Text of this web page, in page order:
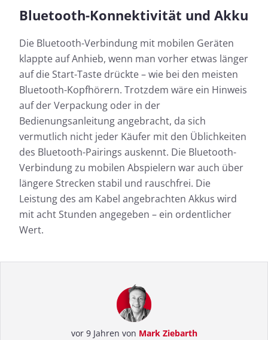
Bluetooth-Konnektivität und Akku
Die Bluetooth-Verbindung mit mobilen Geräten
klappte auf Anhieb, wenn man vorher etwas länger
auf die Start-Taste drückte – wie bei den meisten
Bluetooth-Kopfhörern. Trotzdem wäre ein Hinweis
auf der Verpackung oder in der
Bedienungsanleitung angebracht, da sich
vermutlich nicht jeder Käufer mit den Üblichkeiten
des Bluetooth-Pairings auskennt. Die Bluetooth-
Verbindung zu mobilen Abspielern war auch über
längere Strecken stabil und rauschfrei. Die
Leistung des am Kabel angebrachten Akkus wird
mit acht Stunden angegeben – ein ordentlicher
Wert.
vor 9 Jahren von Mark Ziebarth